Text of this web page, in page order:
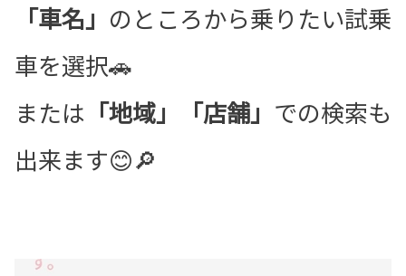
「車名」 のところから乗りたい試乗
車を選択🚗
または 「地域」「店舗」 での検索も
出来ます😊🔎